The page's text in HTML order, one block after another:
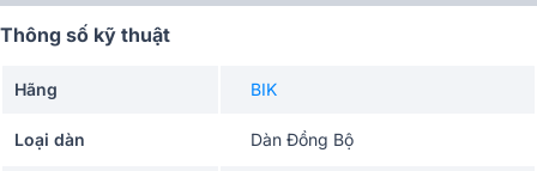
Thông số kỹ thuật
Hãng BIK
Loại dàn Dàn Đồng Bộ